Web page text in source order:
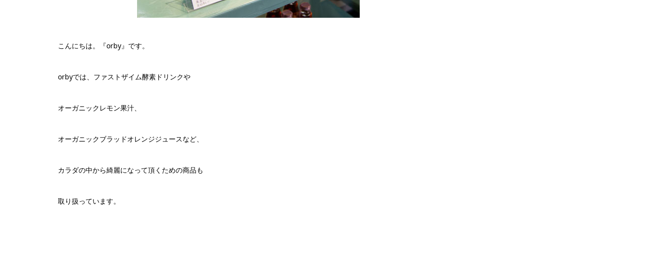
こんにちは。『orby』です。
orbyでは、ファストザイム酵素ドリンクや
オーガニックレモン果汁、
オーガニックブラッドオレンジジュースなど、
カラダの中から綺麗になって頂くための商品も
取り扱っています。